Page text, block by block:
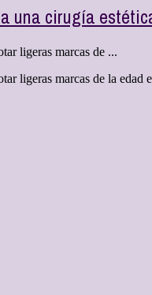
una cirugía
ligeras marcas de ...
ligeras marcas de la